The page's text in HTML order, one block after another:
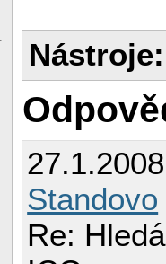
Nástroje:
Standovo
Re: